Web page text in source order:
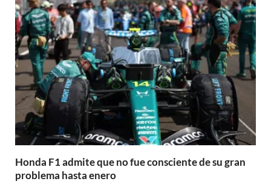
Honda F1 admite que no fue consciente de su gran
problema hasta enero